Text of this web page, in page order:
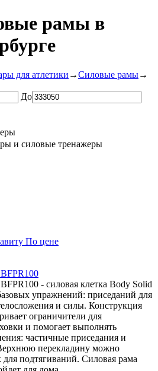
рамы в
для атлетики →Силовые рамы→
До
и силовые тренажеры
По цене
- силовая клетка Body Solid
упражнений: приседаний для
и силы. Конструкция
ограничители для
и помогает выполнять
частичные приседания и
перекладину можно
для подтягиваний. Силовая рама